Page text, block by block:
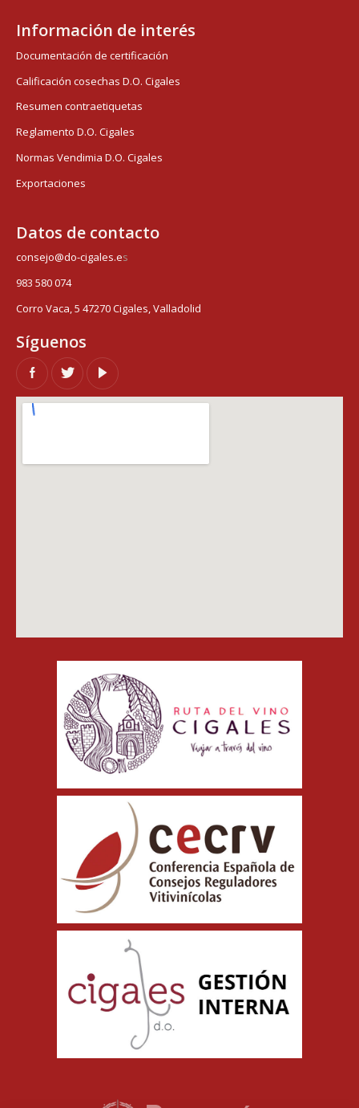
Información de interés
Documentación de certificación
Calificación cosechas D.O. Cigales
Resumen contraetiquetas
Reglamento D.O. Cigales
Normas Vendimia D.O. Cigales
Exportaciones
Datos de contacto
consejo@do-cigales.es
983 580 074
Corro Vaca, 5 47270 Cigales, Valladolid
Síguenos